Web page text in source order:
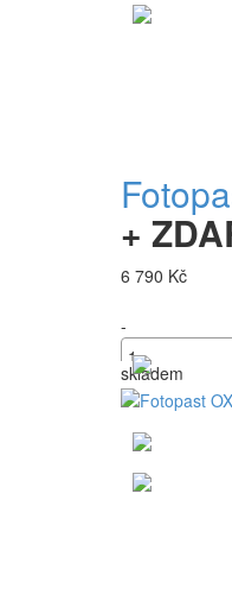
+
6 790 Kč
-
+
skladem